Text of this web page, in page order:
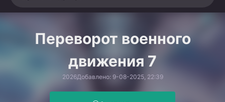
Переворот военного
движения 7
2026Добавлено: 9-08-2025, 22:39